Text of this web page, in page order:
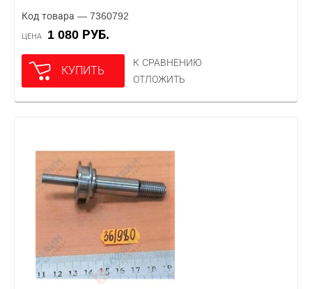
Код товара — 7360792
ЦЕНА 1 080 РУБ.
КУПИТЬ
К СРАВНЕНИЮ
ОТЛОЖИТЬ